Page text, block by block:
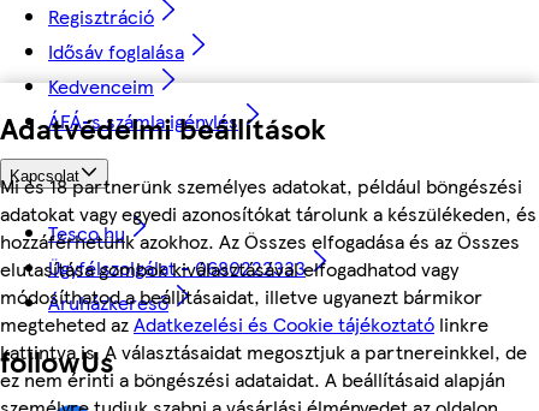
Adatvédelmi beállítások
Mi és 18 partnerünk személyes adatokat, például böngészési
adatokat vagy egyedi azonosítókat tárolunk a készülékeden, és
hozzáférhetünk azokhoz. Az Összes elfogadása és az Összes
elutasítása gombok kiválasztásával elfogadhatod vagy
módosíthatod a beállításaidat, illetve ugyanezt bármikor
megteheted azAdatkezelési és Cookie tájékoztató linkre
kattintva is. A választásaidat megosztjuk a partnereinkkel, de
ez nem érinti a böngészési adataidat. A beállításaid alapján
Regisztráció
Idősáv foglalása
Kedvenceim
ÁFÁ-s számla igénylés
Kapcsolat
Tesco.hu
Ügyfélszolgálat - 0680222333
Áruházkereső
followUs